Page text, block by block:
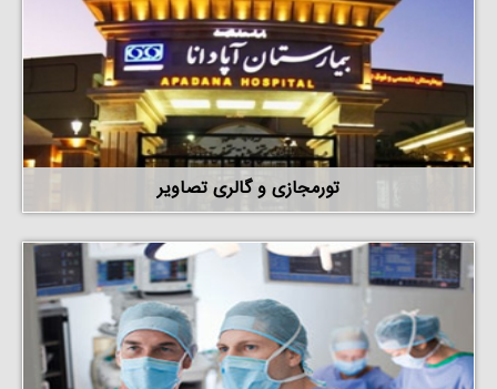
تورمجازی و گالری تصاویر